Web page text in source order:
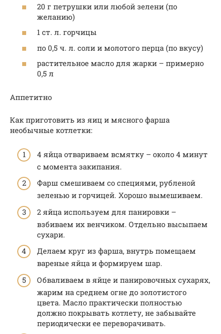
20 г петрушки или любой зелени (по
желанию)
1 ст. л. горчицы
по 0,5 ч. л. соли и молотого перца (по вкусу)
растительное масло для жарки – примерно
0,5 л
Аппетитно
Как приготовить из яиц и мясного фарша
необычные котлетки:
4 яйца отвариваем всмятку – около 4 минут
с момента закипания.
Фарш смешиваем со специями, рубленой
зеленью и горчицей. Хорошо вымешиваем.
2 яйца используем для панировки –
взбиваем их венчиком. Отдельно высыпаем
сухари.
Делаем круг из фарша, внутрь помещаем
вареные яйца и формируем шар.
Обваливаем в яйце и панировочных сухарях,
жарим на среднем огне до золотистого
цвета. Масло практически полностью
должно покрывать котлету, не забывайте
периодически ее переворачивать.